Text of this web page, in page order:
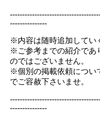
---------------
※内容は随時追加してい
※ご参考までの紹介であ
のではございません。
※個別の掲載依頼につい
でご容赦下さいませ。
---------------